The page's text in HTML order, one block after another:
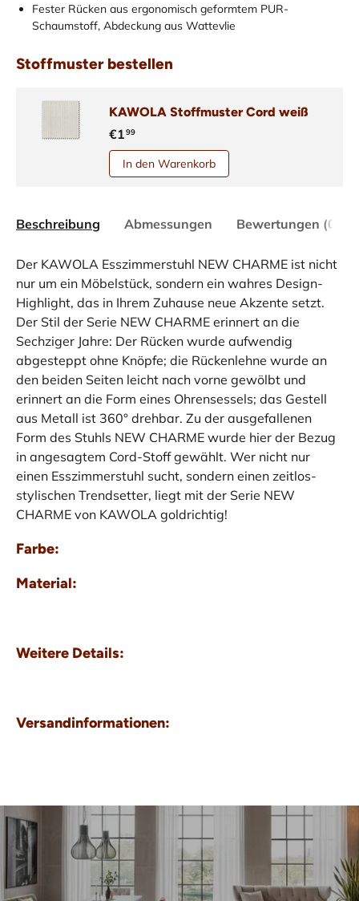
Fester Rücken aus ergonomisch geformtem PUR-
Schaumstoff, Abdeckung aus Wattevlie
Stoffmuster bestellen
KAWOLA Stoffmuster Cord weiß
€199
In den Warenkorb
Beschreibung Abmessungen Bewertungen (0)
Der KAWOLA Esszimmerstuhl NEW CHARME ist nicht
nur um ein Möbelstück, sondern ein wahres Design-
Highlight, das in Ihrem Zuhause neue Akzente setzt.
Der Stil der Serie NEW CHARME erinnert an die
Sechziger Jahre: Der Rücken wurde aufwendig
abgesteppt ohne Knöpfe; die Rückenlehne wurde an
den beiden Seiten leicht nach vorne gewölbt und
erinnert an die Form eines Ohrensessels; das Gestell
aus Metall ist 360° drehbar. Zu der ausgefallenen
Form des Stuhls NEW CHARME wurde hier der Bezug
in angesagtem Cord-Stoff gewählt. Wer nicht nur
einen Esszimmerstuhl sucht, sondern einen zeitlos-
stylischen Trendsetter, liegt mit der Serie NEW
CHARME von KAWOLA goldrichtig!
Farbe:
Material:
Weitere Details:
Versandinformationen: